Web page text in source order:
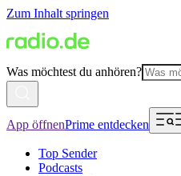
Zum Inhalt springen
Was möchtest du anhören?
App öffnenPrime entdecken
Top Sender
Podcasts